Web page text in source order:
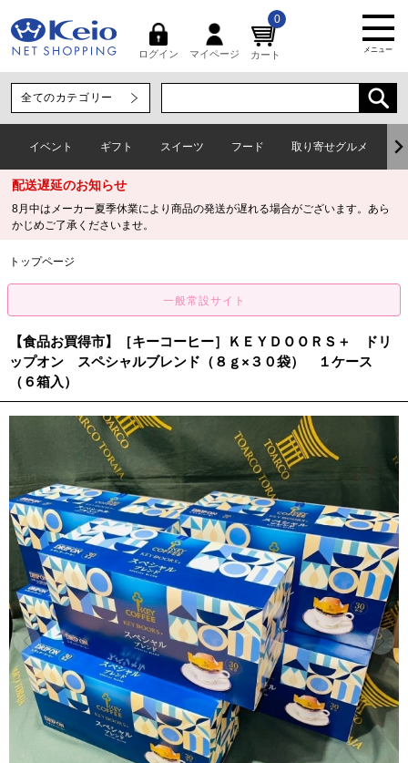
ログイン マイページ カート
0
メニュー
イベント ギフト スイーツ フード 取り寄せグルメ
配送遅延のお知らせ
8月中はメーカー夏季休業により商品の発送が遅れる場合がございます。あら
かじめご了承くださいませ。
トップページ
【食品お買得市】［キーコーヒー］ＫＥＹＤＯＯＲＳ＋ ドリ
ップオン スペシャルブレンド（８ｇ×３０袋） １ケース
（６箱入）